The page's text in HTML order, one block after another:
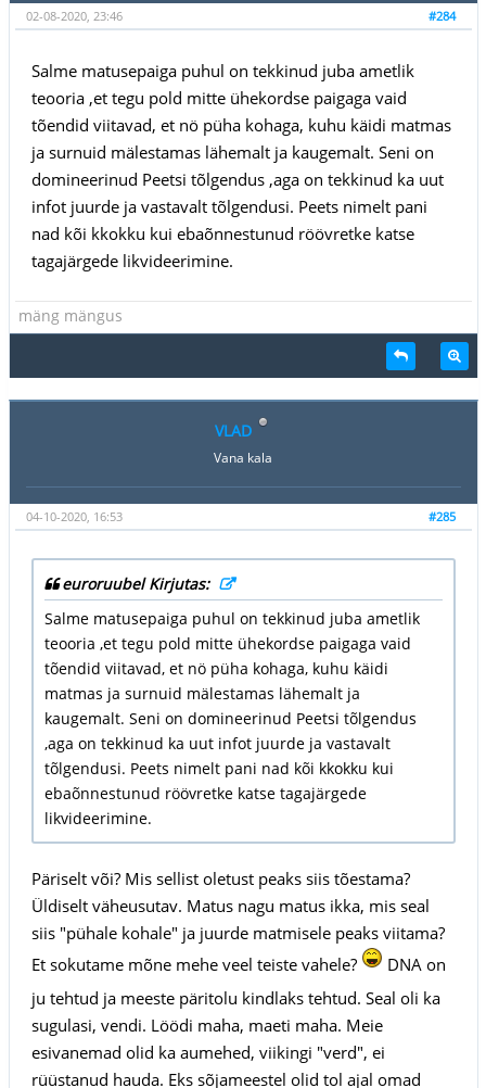
#284
02-08-2020, 23:46
Salme matusepaiga puhul on tekkinud juba ametlik
teooria ,et tegu pold mitte ühekordse paigaga vaid
tõendid viitavad, et nö püha kohaga, kuhu käidi matmas
ja surnuid mälestamas lähemalt ja kaugemalt. Seni on
domineerinud Peetsi tõlgendus ,aga on tekkinud ka uut
infot juurde ja vastavalt tõlgendusi. Peets nimelt pani
nad kõi kkokku kui ebaõnnestunud röövretke katse
tagajärgede likvideerimine.
mäng mängus
VLAD
Vana kala
#285
04-10-2020, 16:53
euroruubel Kirjutas:
Salme matusepaiga puhul on tekkinud juba ametlik
teooria ,et tegu pold mitte ühekordse paigaga vaid
tõendid viitavad, et nö püha kohaga, kuhu käidi
matmas ja surnuid mälestamas lähemalt ja
kaugemalt. Seni on domineerinud Peetsi tõlgendus
,aga on tekkinud ka uut infot juurde ja vastavalt
tõlgendusi. Peets nimelt pani nad kõi kkokku kui
ebaõnnestunud röövretke katse tagajärgede
likvideerimine.
Päriselt või? Mis sellist oletust peaks siis tõestama?
Üldiselt väheusutav. Matus nagu matus ikka, mis seal
siis "pühale kohale" ja juurde matmisele peaks viitama?
Et sokutame mõne mehe veel teiste vahele?
DNA on
ju tehtud ja meeste päritolu kindlaks tehtud. Seal oli ka
sugulasi, vendi. Löödi maha, maeti maha. Meie
esivanemad olid ka aumehed, viikingi "verd", ei
rüüstanud hauda. Eks sõjameestel olid tol ajal omad